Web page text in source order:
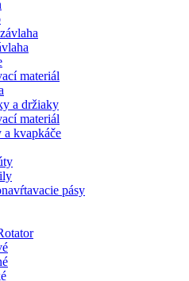
materiál
a držiaky
materiál
a kvapkáče
pásy